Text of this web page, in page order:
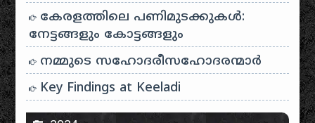
കേരളത്തിലെ പണിമുടക്കുകൾ:
നേട്ടങ്ങളും കോട്ടങ്ങളും
നമ്മുടെ സഹോദരീസഹോദരന്മാർ
Key Findings at Keeladi